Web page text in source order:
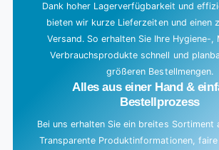
Dank hoher Lagerverfügbarkeit und
bieten wir kurze Lieferzeiten und einen
Versand. So erhalten Sie Ihre Hygiene-,
Verbrauchsprodukte schnell und
größeren Bestellmengen.
Alles aus einer Hand &
Bestellprozess
Bei uns erhalten Sie ein breites Sortiment
Transparente Produktinformationen, faire